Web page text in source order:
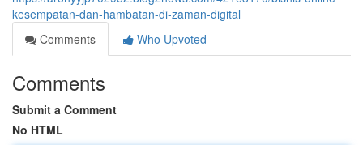
kesempatan-dan-hambatan-di-zaman-digital
Comments
Who Upvoted
Comments
Submit a Comment
No HTML